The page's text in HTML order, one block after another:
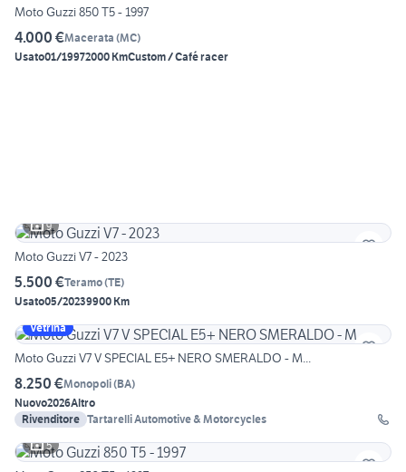
Moto Guzzi 850 T5 - 1997
4.000 €Macerata (MC)
Usato01/19972000 KmCustom / Café racer
9
Moto Guzzi V7 - 2023
5.500 €Teramo(TE)
Usato05/20239900 Km
Vetrina
Moto Guzzi V7 V SPECIAL E5+ NERO SMERALDO - M...
8.250 €Monopoli(BA)
Nuovo2026Altro
Rivenditore Tartarelli Automotive & Motorcycles
5